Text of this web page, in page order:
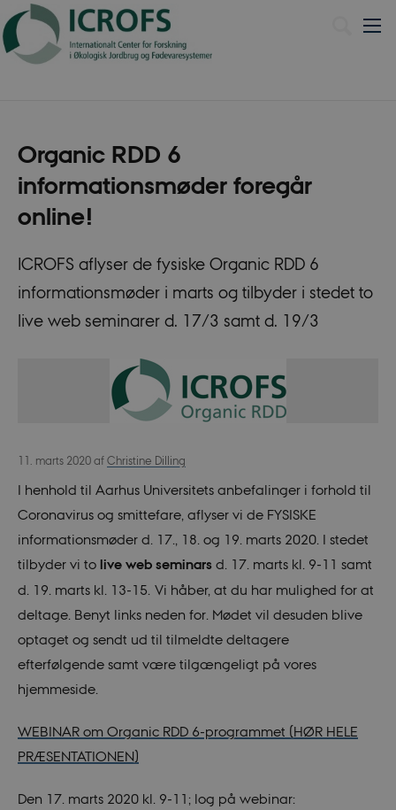
Organic RDD 6
informationsmøder foregår
online!
ICROFS aflyser de fysiske Organic RDD 6
informationsmøder i marts og tilbyder i stedet to
live web seminarer d. 17/3 samt d. 19/3
11. marts 2020 af Christine Dilling
I henhold til Aarhus Universitets anbefalinger i forhold til
Coronavirus og smittefare, aflyser vi de FYSISKE
informationsmøder d. 17., 18. og 19. marts 2020. I stedet
tilbyder vi to live web seminarsd. 17. marts kl. 9-11 samt
d. 19. marts kl. 13-15. Vi håber, at du har mulighed for at
deltage. Benyt links neden for. Mødet vil desuden blive
optaget og sendt ud til tilmeldte deltagere
efterfølgende samt være tilgængeligt på vores
hjemmeside.
WEBINAR om Organic RDD 6-programmet (HØR HELE
PRÆSENTATIONEN)
Den 17. marts 2020 kl. 9-11; log på webinar: